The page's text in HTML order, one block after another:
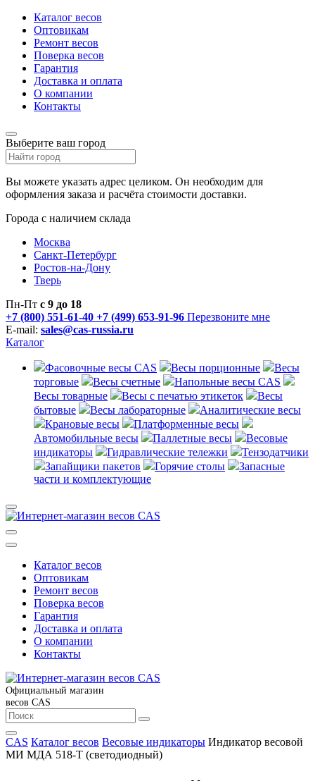
Каталог весов
Оптовикам
Ремонт весов
Поверка весов
Гарантия
Доставка и оплата
О компании
Контакты
Выберите ваш город
Вы можете указать адрес целиком. Он необходим для
оформления заказа и расчёта стоимости доставки.
Города с наличием склада
Москва
Санкт-Петербург
Ростов-на-Дону
Тверь
Пн-Пт с 9 до 18
+7 (800) 551-61-40 +7 (499) 653-91-96 Перезвоните мне
E-mail: sales@cas-russia.ru
Каталог
Фасовочные весы CAS Весы порционные
Весы
торговые
Весы счетные
Напольные весы CAS
Весы товарные
Весы с печатью этикеток
Весы
бытовые
Весы лабораторные
Аналитические весы
Крановые весы
Платформенные весы
Автомобильные весы
Паллетные весы
Весовые
индикаторы
Гидравлические тележки
Тензодатчики
Запайщики пакетов
Горячие столы
Запасные
части и комплектующие
Каталог весов
Оптовикам
Ремонт весов
Поверка весов
Гарантия
Доставка и оплата
О компании
Контакты
Официальный магазин
весов CAS
CAS Каталог весов Весовые индикаторы Индикатор весовой
МИ МДА 518-Т (светодиодный)